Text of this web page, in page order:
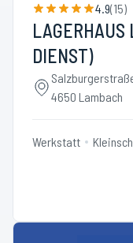
4.9(15)
LAGERHAUS
DIENST)
4650 Lambach
Werkstatt